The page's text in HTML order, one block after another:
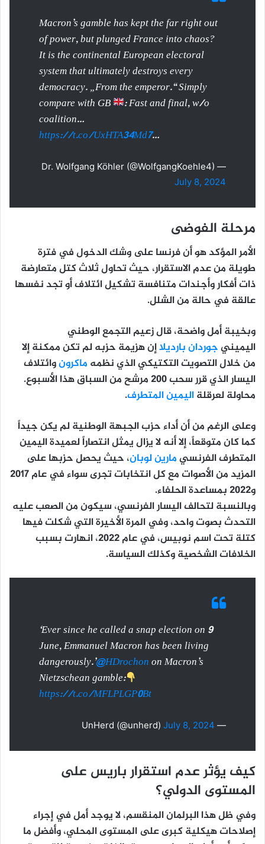
Macron’s gamble has kept the far right out
of power, but plunged France into chaos?
It is the continental European electoral
system that ultimately destroys every
democracy. „From the emperor.“ Simply
compare with GB
: Fast and final, w/o
coalition…
https://t.co/UxHTA34Md7…
— Dr. Wolfgang Köhler (@WolfgangKoehle4)
July 8, 2024
مرحلة الفوضى
الأمر المؤكد هو أن فرنسا على وشك الدخول في فترة
طويلة من عدم الاستقرار، حيث تحاول ثلاث كتل متعارضة
ذات أفكار وأجندات متنافسة تشكيل ائتلاف أو تجد نفسها
عالقة في حالة من الشلل.
وبخيبة أمل واضحة، قال زعيم التجمع الوطني
اليمينيجوردان بارديلاإن هزيمة حزبه لم تكن ممكنة إلا
من خلال التصويت التكتيكي الذي نظمه ماكرونوائتلاف
اليسار الذي قرر سحب 200 مرشح من السباق هذا الأسبوع.
محاولة لعرقلةاليمين المتطرف.
وعلى الرغم من أن أداء حزب الجبهة الوطنية لم يكن جيداً
كما كان متوقعاً، إلا أنه لا يزال يمثل انتصاراً لعميدة اليمين
المتطرف الفرنسيمارين لوبان، حيث يحصل حزبها على
المزيد من الأصوات مع كل انتخابات تجرى سواء في عام 2017
و2022 بمساعدة الحلفاء.
وبالنسبة لتحالف اليسار الفرنسي، سيكون من الصعب عليه
التحدث بصوت واحد، وفي المرة الأخيرة التي شكلت فيها
كتلة تحت اسم نوبيس، في عام 2022، انهارت بسبب
الخلافات الشخصية وكذلك السياسة.
‘Ever since he called a snap election on 9
June, Emmanuel Macron has been living
dangerously.’@HDrochonon Macron’s
Nietzschean gamble:
https://t.co/MFLPLGP0Bt
— UnHerd (@unherd)
July 8, 2024
كيف يؤثر عدم استقرار باريس على
المستوى الدولي؟
وفي ظل هذا البرلمان المنقسم، لا يوجد أمل في إجراء
إصلاحات هيكلية كبرى على المستوى المحلي، وأفضل ما